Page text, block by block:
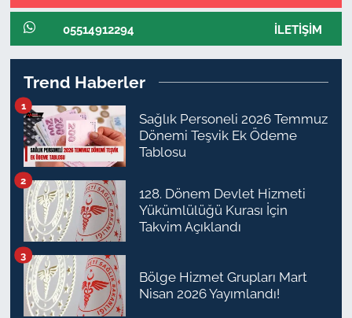
05514912294 İLETIŞIM
Trend Haberler
Sağlık Personeli 2026 Temmuz
Dönemi Teşvik Ek Ödeme
Tablosu
1
128. Dönem Devlet Hizmeti
Yükümlülüğü Kurası İçin
Takvim Açıklandı
2
Bölge Hizmet Grupları Mart
Nisan 2026 Yayımlandı!
3